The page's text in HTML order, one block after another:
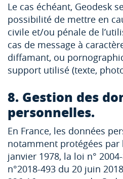
Le cas échéant, Geodesk
possibilité de mettre en
civile et/ou pénale de
cas de message à
diffamant, ou
support utilisé (texte,
8. Gestion des
personnelles.
En France, les données
notamment protégées par
janvier 1978, la loi n°
n°2018-493 du 20 juin